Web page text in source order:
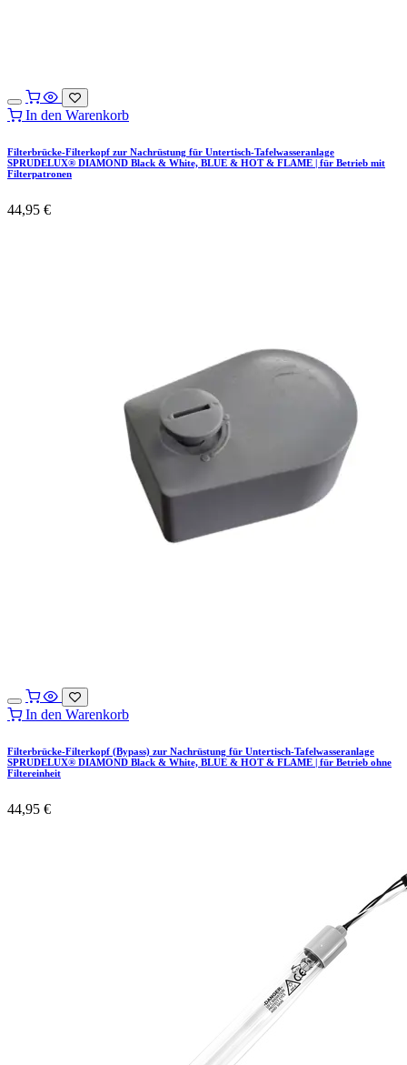
In den Warenkorb
Filterbrücke-Filterkopf zur Nachrüstung für Untertisch-Tafelwasseranlage
SPRUDELUX® DIAMOND Black & White, BLUE & HOT & FLAME | für Betrieb mit
Filterpatronen
44,95 €
In den Warenkorb
Filterbrücke-Filterkopf (Bypass) zur Nachrüstung für Untertisch-Tafelwasseranlage
SPRUDELUX® DIAMOND Black & White, BLUE & HOT & FLAME | für Betrieb ohne
Filtereinheit
44,95 €